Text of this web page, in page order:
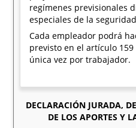
regímenes previsionales
especiales de la
Cada empleador podrá
previsto en el artículo 159
única vez por trabajador.
DECLARACIÓN JURADA,
DE LOS APORTES Y